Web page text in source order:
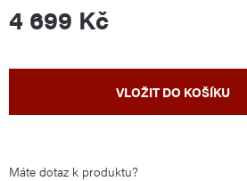
4 699 Kč
VLOŽIT DO KOŠÍKU
Máte dotaz k produktu?